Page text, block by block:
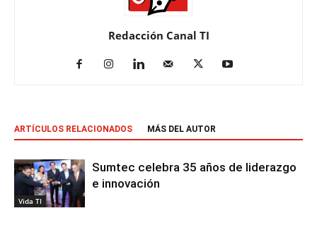
Redacción Canal TI
ARTÍCULOS RELACIONADOS MÁS DEL AUTOR
Vida TI
Sumtec celebra 35 años de liderazgo
e innovación